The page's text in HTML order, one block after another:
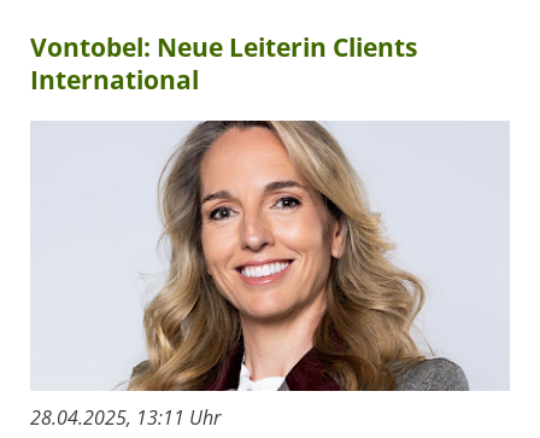
Vontobel: Neue Leiterin Clients
International
28.04.2025, 13:11 Uhr